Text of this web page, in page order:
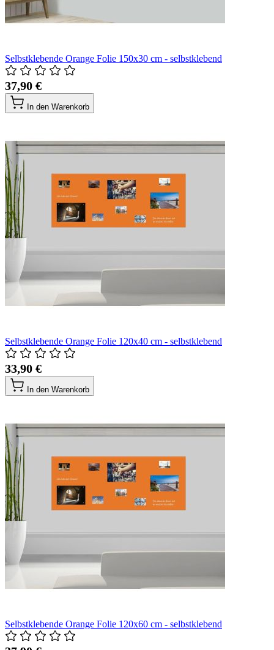
Selbstklebende Orange Folie 150x30 cm - selbstklebend
37,90 €
In den Warenkorb
Selbstklebende Orange Folie 120x40 cm - selbstklebend
33,90 €
In den Warenkorb
Selbstklebende Orange Folie 120x60 cm - selbstklebend